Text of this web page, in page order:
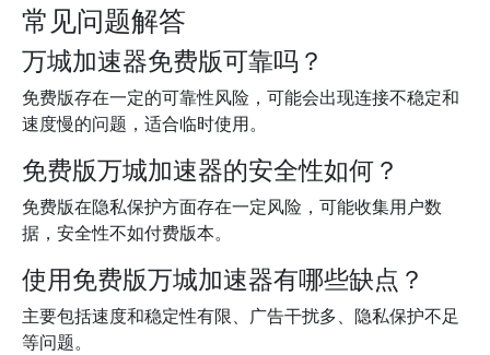
常见问题解答
万城加速器免费版可靠吗？
免费版存在一定的可靠性风险，可能会出现连接不稳定和
速度慢的问题，适合临时使用。
免费版万城加速器的安全性如何？
免费版在隐私保护方面存在一定风险，可能收集用户数
据，安全性不如付费版本。
使用免费版万城加速器有哪些缺点？
主要包括速度和稳定性有限、广告干扰多、隐私保护不足
等问题。